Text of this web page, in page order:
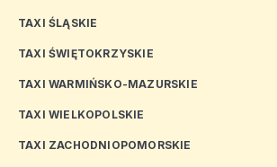
TAXI ŚLĄSKIE
TAXI ŚWIĘTOKRZYSKIE
TAXI WARMIŃSKO-MAZURSKIE
TAXI WIELKOPOLSKIE
TAXI ZACHODNIOPOMORSKIE